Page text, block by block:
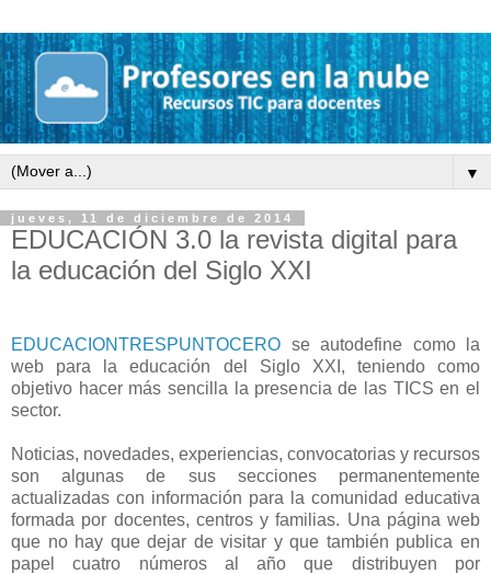
▼
jueves, 11 de diciembre de 2014
EDUCACIÓN 3.0 la revista digital para
la educación del Siglo XXI
EDUCACIONTRESPUNTOCERO se autodefine como la
web para la educación del Siglo XXI, teniendo como
objetivo hacer más sencilla la presencia de las TICS en el
sector.
Noticias, novedades, experiencias, convocatorias y recursos
son algunas de sus secciones permanentemente
actualizadas con información para la comunidad educativa
formada por docentes, centros y familias. Una página web
que no hay que dejar de visitar y que también publica en
papel cuatro números al año que distribuyen por